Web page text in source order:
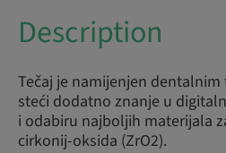
Description
Tečaj je namijenjen
steći dodatno znanje u
i odabiru najboljih materijala
cirkonij-oksida (ZrO2).